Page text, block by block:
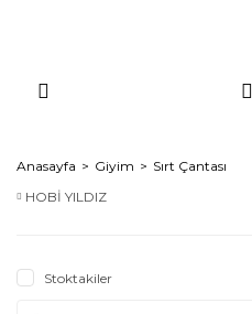
Anasayfa Giyim
Sırt Çantası
HOBİ YILDIZ
Stoktakiler